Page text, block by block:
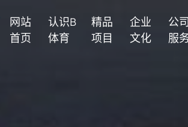
网站
首页
认识B
体育
精品
项目
企业
文化
公司
服